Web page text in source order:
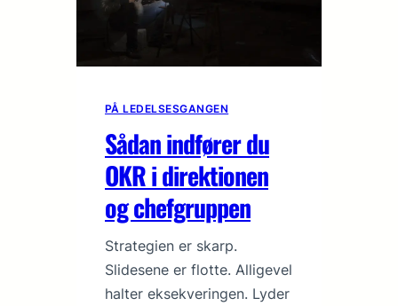
PÅ LEDELSESGANGEN
Sådan indfører du
OKR i direktionen
og chefgruppen
Strategien er skarp.
Slidesene er flotte. Alligevel
halter eksekveringen. Lyder